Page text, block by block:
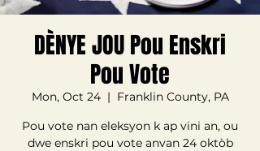
DÈNYE JOU Pou Enskri
Pou Vote
Mon, Oct 24
  |
Franklin County, PA
Pou vote nan eleksyon k ap vini an, ou
dwe enskri pou vote anvan 24 oktòb